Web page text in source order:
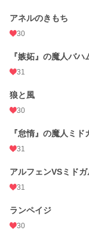
アネルのきもち
30
『嫉妬』の魔人バハ
31
狼と風
30
『怠惰』の魔人ミ
31
アルフェンVSミド
31
ランペイジ
30